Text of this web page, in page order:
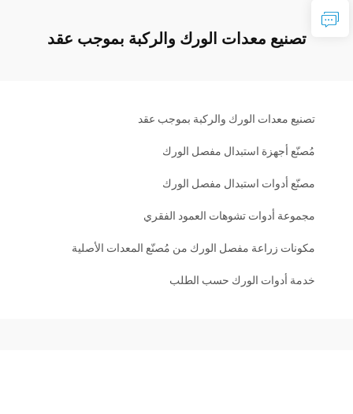
تصنيع معدات الورك والركبة بموجب عقد
تصنيع معدات الورك والركبة بموجب عقد
مُصنّع أجهزة استبدال مفصل الورك
مصنّع أدوات استبدال مفصل الورك
مجموعة أدوات تشوهات العمود الفقري
مكونات زراعة مفصل الورك من مُصنّع المعدات الأصلية
خدمة أدوات الورك حسب الطلب